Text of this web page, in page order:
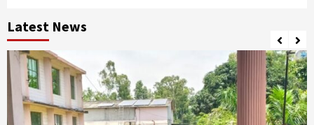
Latest News